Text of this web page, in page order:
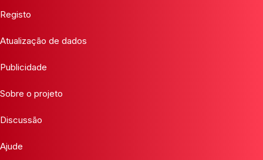
Registo
Atualização de dados
Publicidade
Sobre o projeto
Discussão
Ajude